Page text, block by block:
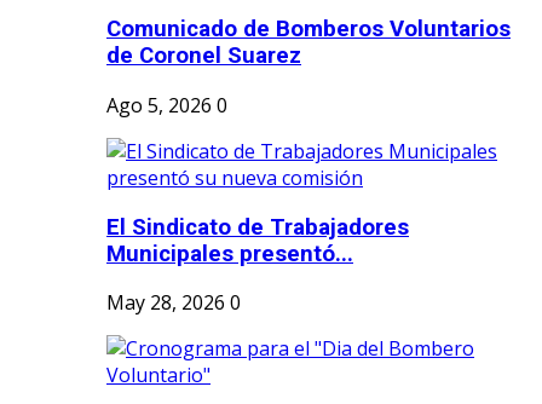
Comunicado de Bomberos Voluntarios
de Coronel Suarez
Ago 5, 2026 0
El Sindicato de Trabajadores
Municipales presentó...
May 28, 2026 0